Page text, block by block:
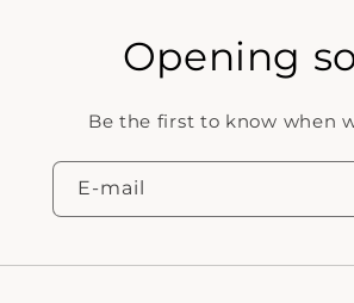
Opening
Be the first to know when
E‑mail